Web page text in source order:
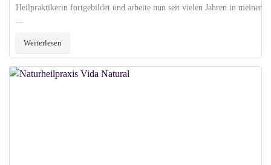
Heilpraktikerin fortgebildet und arbeite nun seit vielen Jahren in meiner
Weiterlesen